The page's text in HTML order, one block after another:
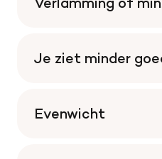
Je ziet minder
Evenwicht